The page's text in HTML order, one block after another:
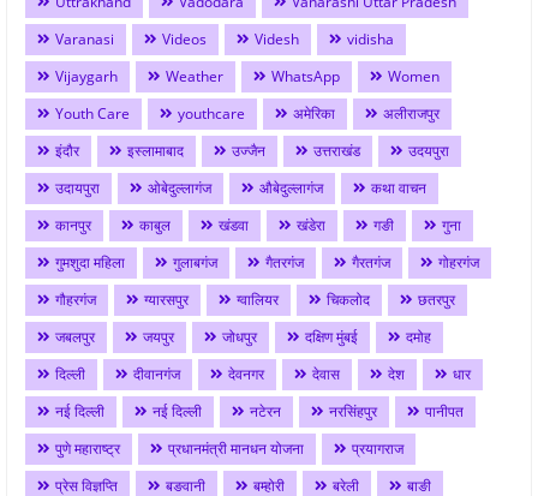
Varanasi
Videos Videsh
vidisha
Vijaygarh
Weather WhatsApp
Women
Youth Care
youthcare अमेरिका
अलीराजपुर
इंदौर
इस्लामाबाद उज्जैन उत्तराखंड
उदयपुरा
उदायपुरा
ओबेदुल्लागंज औबेदुल्लागंज
कथा वाचन
कानपुर
काबुल खंडवा खंडेरा गङी
गुना
गुमशुदा महिला
गुलाबगंज गैतरगंज गैरतगंज
गोहरगंज
गौहरगंज
ग्यारसपुर ग्वालियर चिकलोद
छतरपुर
जबलपुर
जयपुर जोधपुर दक्षिण मुंबई
दमोह
दिल्ली
दीवानगंज देवनगर देवास देश
धार
नई दिल्ली
नई दिल्ली नटेरन नरसिंहपुर
पानीपत
पुणे महाराष्ट्र
प्रधानमंत्री मानधन योजना
प्रयागराज
प्रेस विज्ञप्ति
बङवानी बम्होरी बरेली बाङी